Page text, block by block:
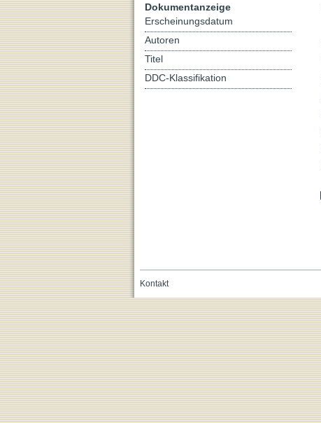
Dokumentanzeige
Erscheinungsdatum
Autoren
Titel
DDC-Klassifikation
Kontakt